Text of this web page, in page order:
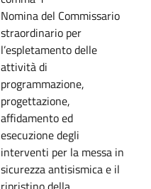
Nomina del Commissario
straordinario per
l’espletamento delle
attività di
programmazione,
progettazione,
affidamento ed
esecuzione degli
interventi per la messa in
sicurezza antisismica e il